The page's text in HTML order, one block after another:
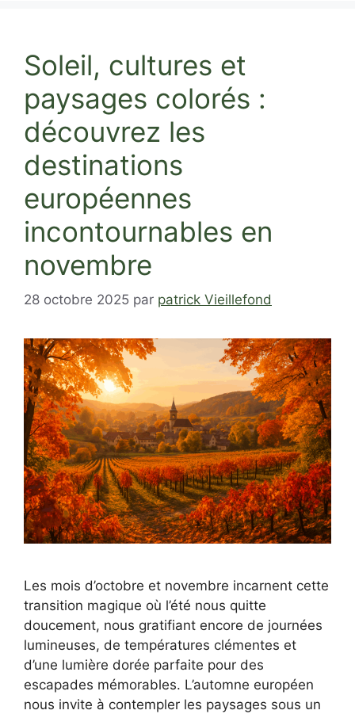
Soleil, cultures et
paysages colorés :
découvrez les
destinations
européennes
incontournables en
novembre
28 octobre 2025 par patrick Vieillefond
Les mois d’octobre et novembre incarnent cette
transition magique où l’été nous quitte
doucement, nous gratifiant encore de journées
lumineuses, de températures clémentes et
d’une lumière dorée parfaite pour des
escapades mémorables. L’automne européen
nous invite à contempler les paysages sous un